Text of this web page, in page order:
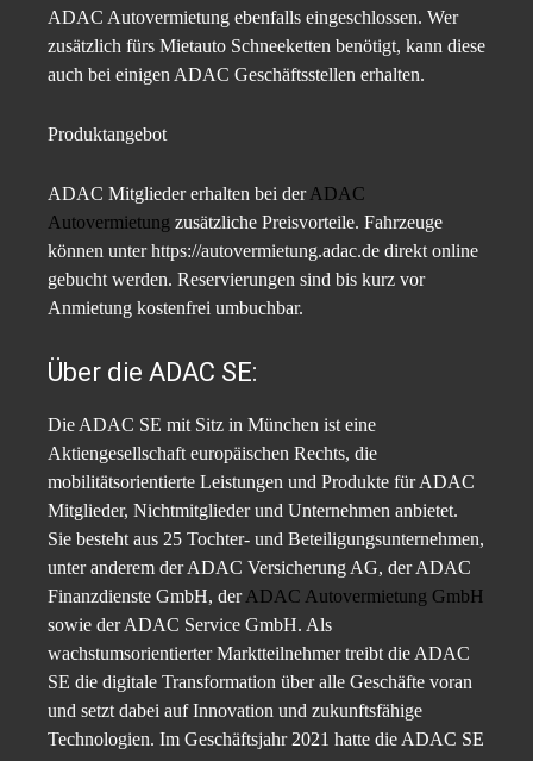
ADAC Autovermietung ebenfalls eingeschlossen. Wer
zusätzlich fürs Mietauto Schneeketten benötigt, kann diese
auch bei einigen ADAC Geschäftsstellen erhalten.
Produktangebot
ADAC Mitglieder erhalten bei der ADAC
Autovermietung zusätzliche Preisvorteile. Fahrzeuge
können unter https://autovermietung.adac.de direkt online
gebucht werden. Reservierungen sind bis kurz vor
Anmietung kostenfrei umbuchbar.
Über die ADAC SE:
Die ADAC SE mit Sitz in München ist eine
Aktiengesellschaft europäischen Rechts, die
mobilitätsorientierte Leistungen und Produkte für ADAC
Mitglieder, Nichtmitglieder und Unternehmen anbietet.
Sie besteht aus 25 Tochter- und Beteiligungsunternehmen,
unter anderem der ADAC Versicherung AG, der ADAC
Finanzdienste GmbH, der ADAC Autovermietung GmbH
sowie der ADAC Service GmbH. Als
wachstumsorientierter Marktteilnehmer treibt die ADAC
SE die digitale Transformation über alle Geschäfte voran
und setzt dabei auf Innovation und zukunftsfähige
Technologien. Im Geschäftsjahr 2021 hatte die ADAC SE